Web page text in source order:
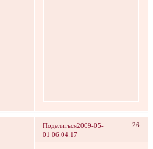
Поделиться 26
2009-05-
01 06:04:17